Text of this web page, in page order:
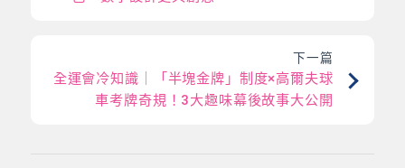
下一篇
全運會冷知識｜「半塊金牌」制度×高爾夫球
車考牌奇規！3大趣味幕後故事大公開